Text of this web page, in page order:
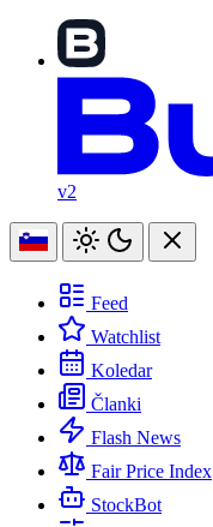
v2
Feed
Watchlist
Koledar
Članki
Flash News
Fair Price Index
StockBot